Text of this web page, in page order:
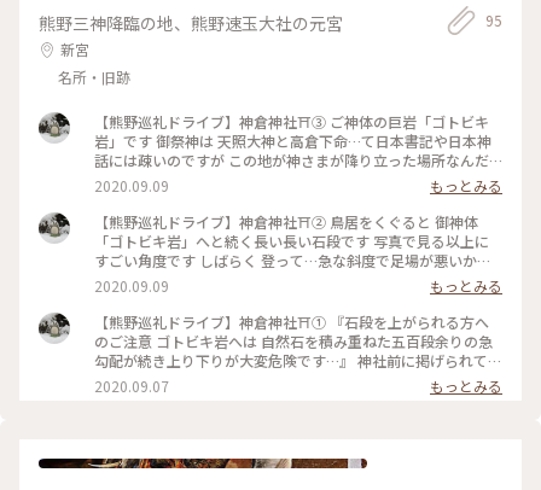
熊野三神降臨の地、熊野速玉大社の元宮
新宮
名所・旧跡
95
【熊野巡礼ドライブ】神倉神社⛩③ ご神体の巨岩「ゴトビキ
岩」です 御祭神は 天照大神と高倉下命…て日本書記や日本神
話には疎いのですが この地が神さまが降り立った場所なんだ
と思うと ありがたく 自然と合掌してしまいます🙏✨ 崖のきわ
の日陰に立つと 下から爽やかな風が吹き上がり涼しい〜🌿 遠
く熊野灘や市街地が見渡せて 絶景スポットでもあります #わた
しの旅 #熊野巡礼 #神倉神社 #巨岩信仰 #陽石
2020.09.09
もっとみる
【熊野巡礼ドライブ】神倉神社⛩② 鳥居をくぐると 御神体
「ゴトビキ岩」へと続く長い長い石段です 写真で見る以上に
すごい角度です しばらく 登って…急な斜度で足場が悪いから
なのか、それとも神聖な場所を目指す畏れなのか自分でもよく
わからない 「怖さ」が湧いてきました ちょっとした 「修行」
をしている気持ちで ひたすら登り続けました #わたしの旅 #熊
野巡礼 #神倉神社 追記:後で調べて知ったのですが こちらの神
社の行事で 夜に松明を持ってこの石段を駆け下りる神事「御
2020.09.09
もっとみる
【熊野巡礼ドライブ】神倉神社⛩① 『石段を上がられる方へ
のご注意 ゴトビキ岩へは 自然石を積み重ねた五百段余りの急
勾配が続き上り下りが大変危険です…』 神社前に掲げられてい
る看板です 前書きのあとに 詳しく注意書きが書かれていて ど
れほどの厳しい道のりがあるのか…緊張感が出てきました #わ
2020.09.07 もっとみる